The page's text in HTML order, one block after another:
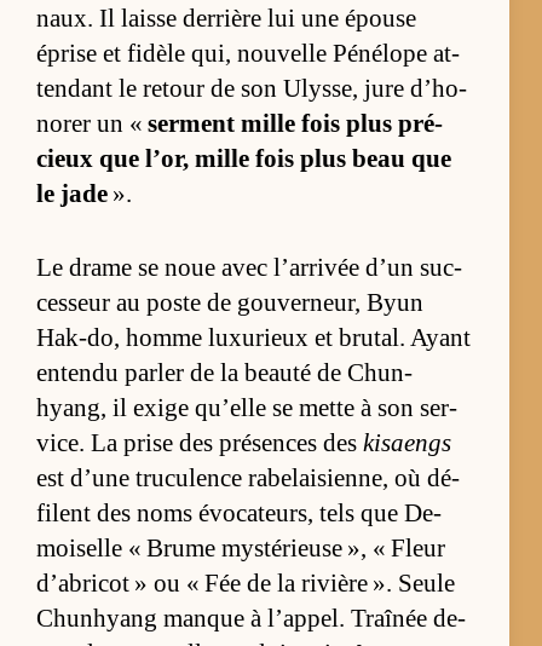
naux. Il laisse der­rière lui une épouse
éprise et fi­dèle qui, nou­velle Pé­né­lope at­
ten­dant le re­tour de son Ulys­se, jure d’ho­
no­rer un « ser­ment mille fois plus pré­
cieux que l’or, mille fois plus beau que
le jade ».
Le drame se noue avec l’ar­ri­vée d’un suc­
ces­seur au poste de gou­ver­neur, Byun
Hak-do, homme luxu­rieux et bru­tal. Ayant
en­tendu par­ler de la beauté de Chun­
hyang, il exige qu’elle se mette à son ser­
vice. La prise des pré­sences des kisaengs
est d’une tru­cu­lence ra­be­lai­sien­ne, où dé­
filent des noms évo­ca­teurs, tels que De­
moi­selle « Brume mys­té­rieuse », « Fleur
d’abri­cot » ou « Fée de la ri­vière ». Seule
Chun­hyang manque à l’ap­pel. Traî­née de­